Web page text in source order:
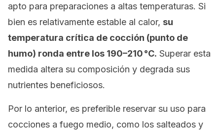
apto para preparaciones a altas temperaturas. Si
bien es relativamente estable al calor, su
temperatura crítica de cocción (punto de
humo) ronda entre los 190–210 °C. Superar esta
medida altera su composición y degrada sus
nutrientes beneficiosos.
Por lo anterior, es preferible reservar su uso para
cocciones a fuego medio, como los salteados y